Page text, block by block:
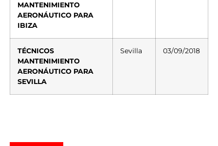
MANTENIMIENTO
AERONÁUTICO PARA
IBIZA
TÉCNICOS
MANTENIMIENTO
AERONÁUTICO PARA
SEVILLA
Sevilla 03/09/2018